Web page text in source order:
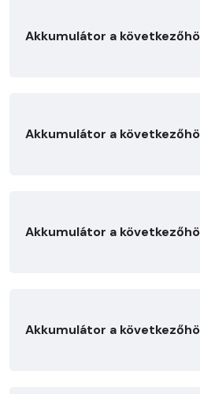
Akkumulátor a
Akkumulátor a
Akkumulátor a
Akkumulátor a